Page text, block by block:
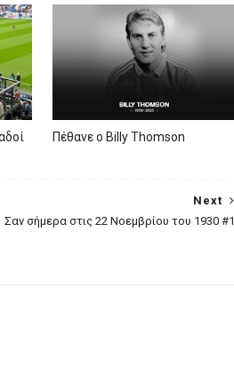
Πέθανε ο Billy Thomson
Next
Σαν σήμερα στις 22 Νοεμβρίου του 1930 #1